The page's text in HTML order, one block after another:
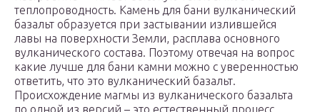
теплопроводность. Камень для бани вулканический
базальт образуется при застывании излившейся
лавы на поверхности Земли, расплава основного
вулканического состава. Поэтому отвечая на вопрос
какие лучше для бани камни можно с уверенностью
ответить, что это вулканический базальт.
Происхождение магмы из вулканического базальта
по одной из версий – это естественный процесс